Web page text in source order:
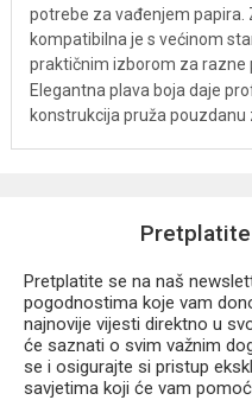
potrebe za vađenjem
kompatibilna je s većinom
praktičnim izborom za razne
Elegantna plava boja daje
konstrukcija pruža pouzdanu
Pretplatite se na naš
pogodnostima koje vam
najnovije vijesti direktno u
će saznati o svim važnim
se i osigurajte si pristup
savjetima koji će vam